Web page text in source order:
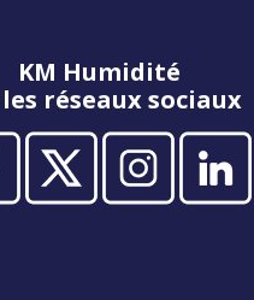
KM Humidité
réseaux sociaux